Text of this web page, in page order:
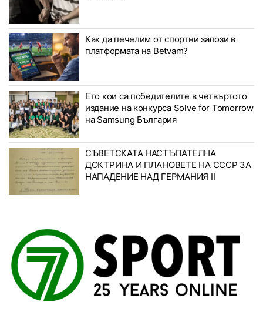
Как да печелим от спортни залози в
платформата на Betvam?
Ето кои са победителите в четвъртото
издание на конкурса Solve for Tomorrow
на Samsung България
СЪВЕТСКАТА НАСТЪПАТЕЛНА
ДОКТРИНА И ПЛАНОВЕТЕ НА СССР ЗА
НАПАДЕНИЕ НАД ГЕРМАНИЯ II